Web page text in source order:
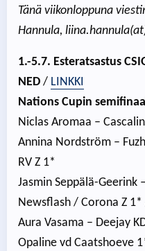
Tänä viikonloppuna
Hannula,
1.-5.7. Esteratsastus
NED / LINKKI
Nations Cupin
Niclas Aromaa –
Annina Nordström –
RV Z 1*
Jasmin Seppälä-Geerink
Newsflash / Corona Z
Aura Vasama – Deejay
Opaline vd Caatshoeve